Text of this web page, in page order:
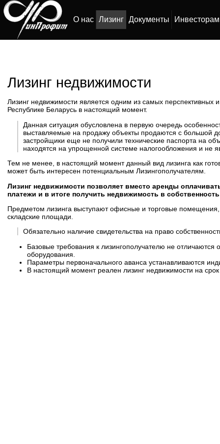
О нас Лизинг Документы Инвесторам
Лизинг недвижимости
Лизинг недвижимости является одним из самых перспективных
Республике Беларусь в настоящий момент.
Данная ситуация обусловлена в первую очередь
выставляемые на продажу объекты продаются с большой
застройщики еще не получили технические паспорта на
находятся на упрощенной системе налогообложения и не
Тем не менее, в настоящий момент данный вид лизинга как
может быть интересен потенциальным Лизингополучателям.
Лизинг недвижимости позволяет вместо аренды
платежи и в итоге получить недвижимость в
Предметом лизинга выступают офисные и торговые
складские площади.
Обязательно наличие свидетельства на право
Базовые требования к лизингополучателю не отличаются
оборудования.
Параметры первоначального аванса устанавливаются
В настоящий момент реален лизинг недвижимости на